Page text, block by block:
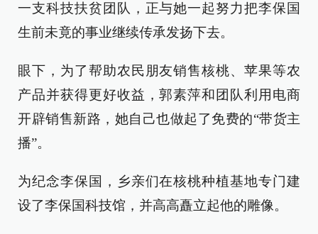
一支科技扶贫团队，正与她一起努力把李保国
生前未竟的事业继续传承发扬下去。
眼下，为了帮助农民朋友销售核桃、苹果等农
产品并获得更好收益，郭素萍和团队利用电商
开辟销售新路，她自己也做起了免费的“带货主
播”。
为纪念李保国，乡亲们在核桃种植基地专门建
设了李保国科技馆，并高高矗立起他的雕像。